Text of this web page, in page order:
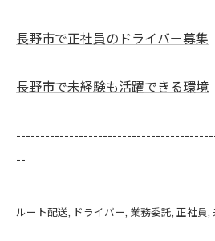
長野市で正社員のドライバー募集
長野市で未経験も活躍できる環境
--
ルート配送 ドライバー 業務委託 正社員